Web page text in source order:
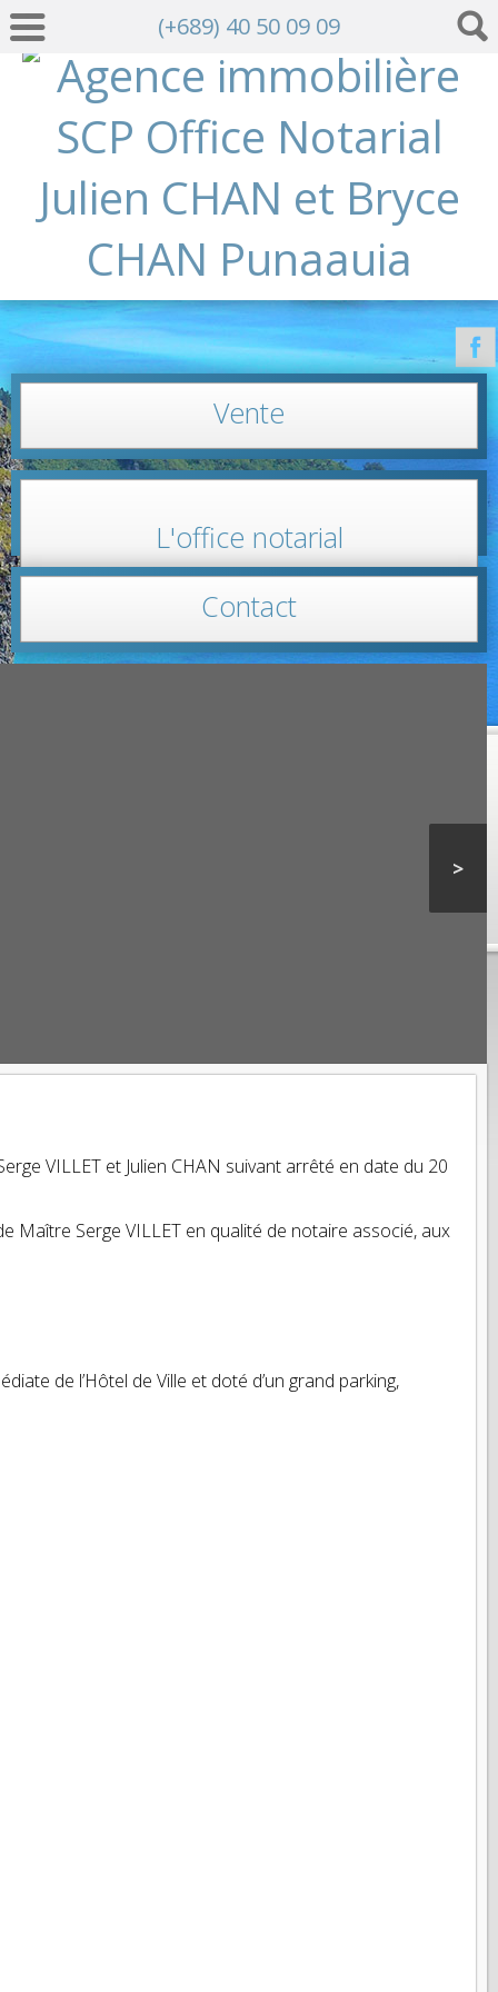
(+689) 40 50 09 09
Vente
L'office notarial
Contact
>
VILLET et Julien CHAN suivant arrêté en date du 20
Maître Serge VILLET en qualité de notaire associé, aux
de l’Hôtel de Ville et doté d’un grand parking,